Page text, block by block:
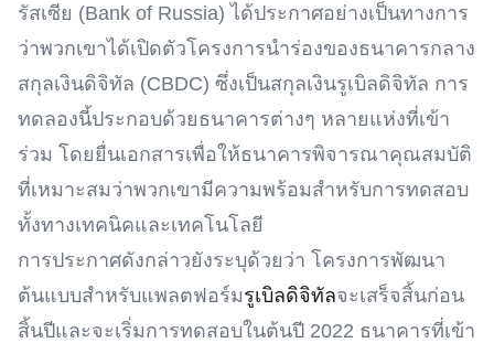
รัสเซีย (Bank of Russia) ได้ประกาศอย่างเป็นทางการ
ว่าพวกเขาได้เปิดตัวโครงการนำร่องของธนาคารกลาง
สกุลเงินดิจิทัล (CBDC) ซึ่งเป็นสกุลเงินรูเบิลดิจิทัล การ
ทดลองนี้ประกอบด้วยธนาคารต่างๆ หลายแห่งที่เข้า
ร่วม โดยยื่นเอกสารเพื่อให้ธนาคารพิจารณาคุณสมบัติ
ที่เหมาะสมว่าพวกเขามีความพร้อมสำหรับการทดสอบ
ทั้งทางเทคนิคและเทคโนโลยี
การประกาศดังกล่าวยังระบุด้วยว่า โครงการพัฒนา
ต้นแบบสำหรับแพลตฟอร์มรูเบิลดิจิทัลจะเสร็จสิ้นก่อน
สิ้นปีและจะเริ่มการทดสอบในต้นปี 2022 ธนาคารที่เข้า